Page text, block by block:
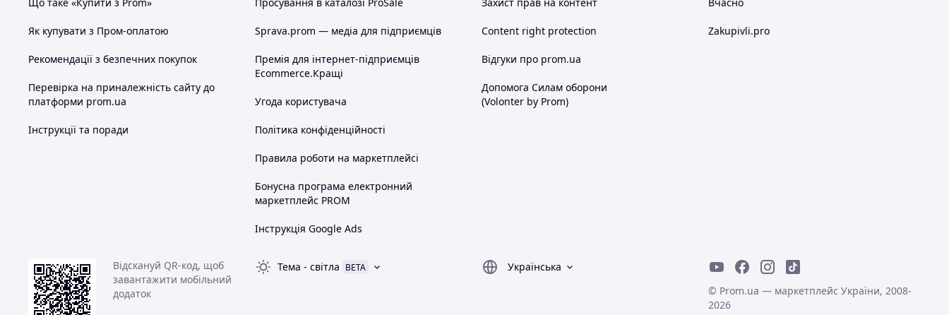
Що таке «Купити з Prom»
Як купувати з Пром-оплатою
Рекомендації з безпечних покупок
Перевірка на приналежність сайту до
платформи prom.ua
Інструкції та поради
Просування в каталозі ProSale
Sprava.prom — медіа для підприємців
Премія для інтернет-підприємців
Ecommerce.Кращі
Угода користувача
Політика конфіденційності
Правила роботи на маркетплейсі
Бонусна програма електронний
маркетплейс PROM
Інструкція Google Ads
Захист прав на контент
Content right protection
Відгуки про prom.ua
Допомога Силам оборони
(Volonter by Prom)
Вчасно
Zakupivli.pro
Відскануй QR-код, щоб
завантажити мобільний
додаток
Тема - світла BETA
Українська
© Prom.ua — маркетплейс України, 2008-
2026